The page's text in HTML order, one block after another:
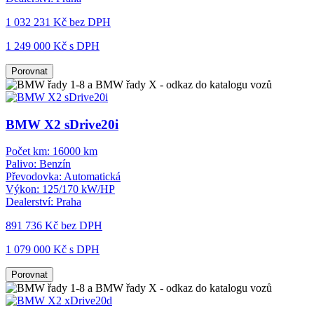
1 032 231 Kč bez DPH
1 249 000 Kč s DPH
Porovnat
BMW X2 sDrive20i
Počet km: 16000 km
Palivo: Benzín
Převodovka: Automatická
Výkon: 125/170 kW/HP
Dealerství: Praha
891 736 Kč bez DPH
1 079 000 Kč s DPH
Porovnat